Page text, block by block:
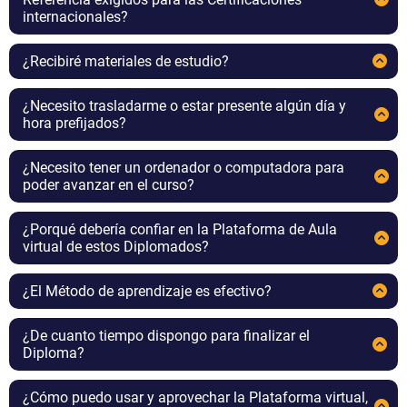
internacionales?
No es necesario
¿Recibiré materiales de estudio?
Recibirás materiales de estudio resumidos por
exertos en cada dominio, que podrás estudiar en
línea o descargar. Estos materiales son para uso
privado de nuestro alumnos y no son
compartibles, dado que tienen derechos de
autor exigibles legalmente
¿Necesito trasladarme o estar presente algún día y
hora prefijados?
Nuestras capacitaciones son totalmente
asincrónicas, esto es, puedes estudiar cuando,
desde donde y a la hora que elijas.
¿Necesito tener un ordenador o computadora para
poder avanzar en el curso?
No, porque también puedes estudiar desde tu
celular.
¿Porqué debería confiar en la Plataforma de Aula
virtual de estos Diplomados?
Porque fue diseñada por Qualitas Learning,
Microsoft Global Partner.
¿El Método de aprendizaje es efectivo?
Nuestro Método “SAS” que te enseña los
principales conocimientos y además te entrena
para responder bajo estrés, ha permitido formar a
más de 1000 profesionales de mas de 25 países
hasta el año 2025.
¿De cuanto tiempo dispongo para finalizar el
Diploma?
Inicialmente se te brinda un lapso de 1 año, que
es mas extenso de lo que necesitarás, pero
¿Cómo puedo usar y aprovechar la Plataforma virtual,